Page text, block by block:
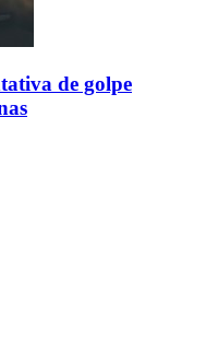
de golpe